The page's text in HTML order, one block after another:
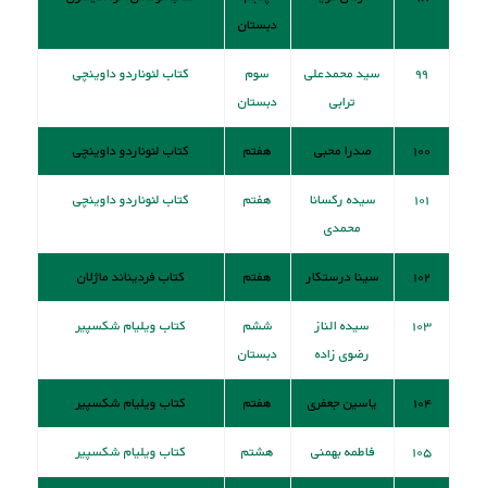
دبستان
۹۹
سید محمدعلی
ترابی
سوم
دبستان
کتاب لئوناردو داوينچی
۱۰۰ صدرا محبی هفتم کتاب لئوناردو داوينچی
۱۰۱
سیده رکسانا
محمدی
هفتم کتاب لئوناردو داوينچی
۱۰۲ سینا درستکار هفتم کتاب فرديناند ماژلان
۱۰۳
سیده الناز
رضوی زاده
ششم
دبستان
کتاب ويليام شكسپير
۱۰۴ یاسین جعفری هفتم کتاب ويليام شكسپير
۱۰۵ فاطمه بهمنی هشتم کتاب ويليام شكسپير